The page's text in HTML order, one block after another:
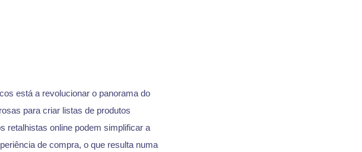
está a revolucionar o panorama do
para criar listas de produtos
retalhistas online podem simplificar a
de compra, o que resulta numa